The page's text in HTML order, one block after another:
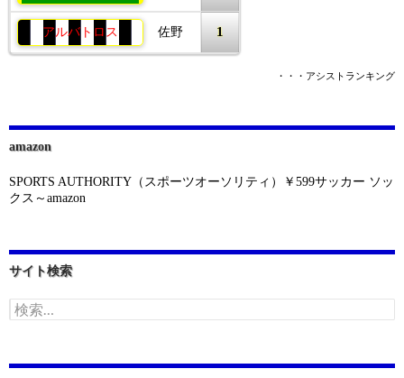
アルバトロス 佐野 1
・・・アシストランキング
amazon
SPORTS AUTHORITY（スポーツオーソリティ）￥599サッカー ソッ
クス～amazon
サイト検索
検
索: